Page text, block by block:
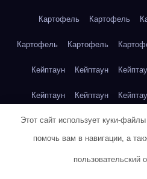
Картофель Картофель
Картофель Картофель
Кейптаун Кейптаун
Кейптаун Кейптаун
Кейптаун Кейптаун
Этот сайт использует куки-
помочь вам в навигации, а
пользовательский